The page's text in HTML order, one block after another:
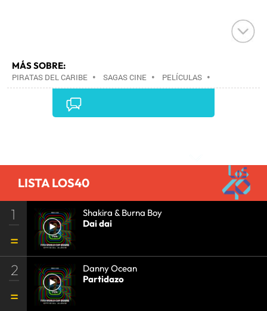
MÁS SOBRE:
PIRATAS DEL CARIBE • SAGAS CINE • PELÍCULAS •
LISTA LOS40
1
Shakira & Burna Boy
Dai dai
2
Danny Ocean
Partidazo